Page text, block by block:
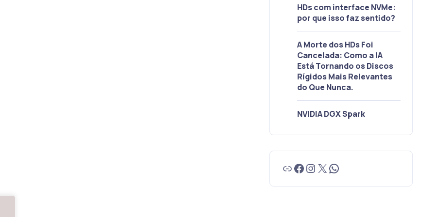
HDs com interface NVMe:
por que isso faz sentido?
A Morte dos HDs Foi
Cancelada: Como a IA
Está Tornando os Discos
Rígidos Mais Relevantes
do Que Nunca.
NVIDIA DGX Spark
LinkFacebook
Instagram
X WhatsApp